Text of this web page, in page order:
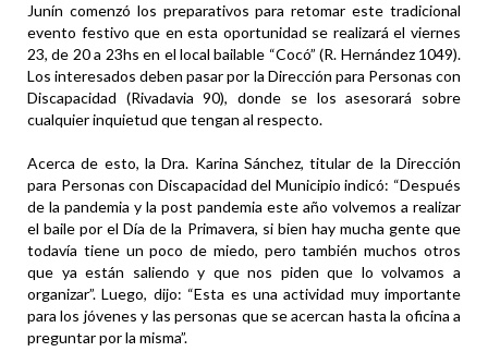
Junín comenzó los preparativos para retomar este tradicional
evento festivo que en esta oportunidad se realizará el viernes
23, de 20 a 23hs en el local bailable “Cocó” (R. Hernández 1049).
Los interesados deben pasar por la Dirección para Personas con
Discapacidad (Rivadavia 90), donde se los asesorará sobre
cualquier inquietud que tengan al respecto.
Acerca de esto, la Dra. Karina Sánchez, titular de la Dirección
para Personas con Discapacidad del Municipio indicó: “Después
de la pandemia y la post pandemia este año volvemos a realizar
el baile por el Día de la Primavera, si bien hay mucha gente que
todavía tiene un poco de miedo, pero también muchos otros
que ya están saliendo y que nos piden que lo volvamos a
organizar”. Luego, dijo: “Esta es una actividad muy importante
para los jóvenes y las personas que se acercan hasta la oficina a
preguntar por la misma”.